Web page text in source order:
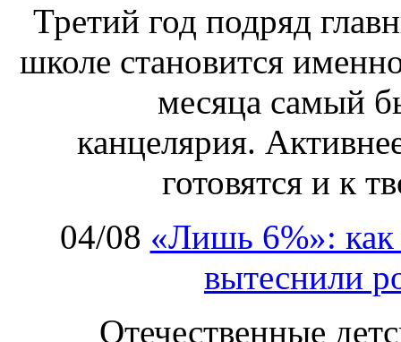
Третий год подряд
школе становится
месяца самый
канцелярия.
готовятся и к
04/08 «Лишь 6%»: как
вытеснили
Отечественные